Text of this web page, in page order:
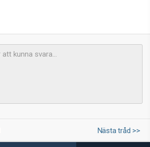
Nästa tråd >>